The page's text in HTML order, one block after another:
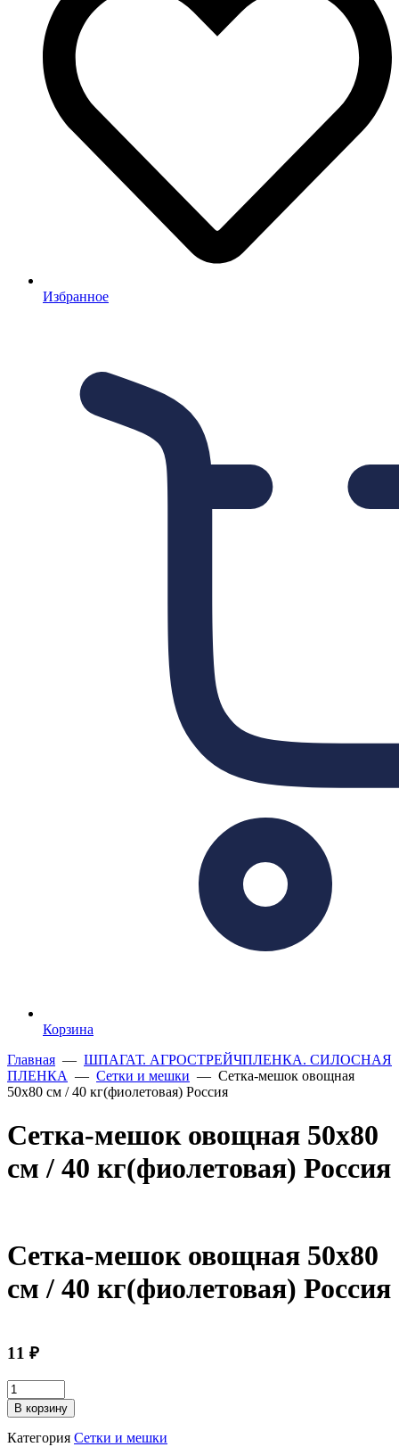
Избранное
Корзина
Главная — ШПАГАТ. АГРОСТРЕЙЧПЛЕНКА. СИЛОСНАЯ
ПЛЕНКА — Сетки и мешки — Сетка-мешок овощная
50х80 см / 40 кг(фиолетовая) Россия
Сетка-мешок овощная 50х80
см / 40 кг(фиолетовая) Россия
Сетка-мешок овощная 50х80
см / 40 кг(фиолетовая) Россия
11 ₽
Количество
товара
Сетка-
мешок
В корзину
Категория Сетки и мешки